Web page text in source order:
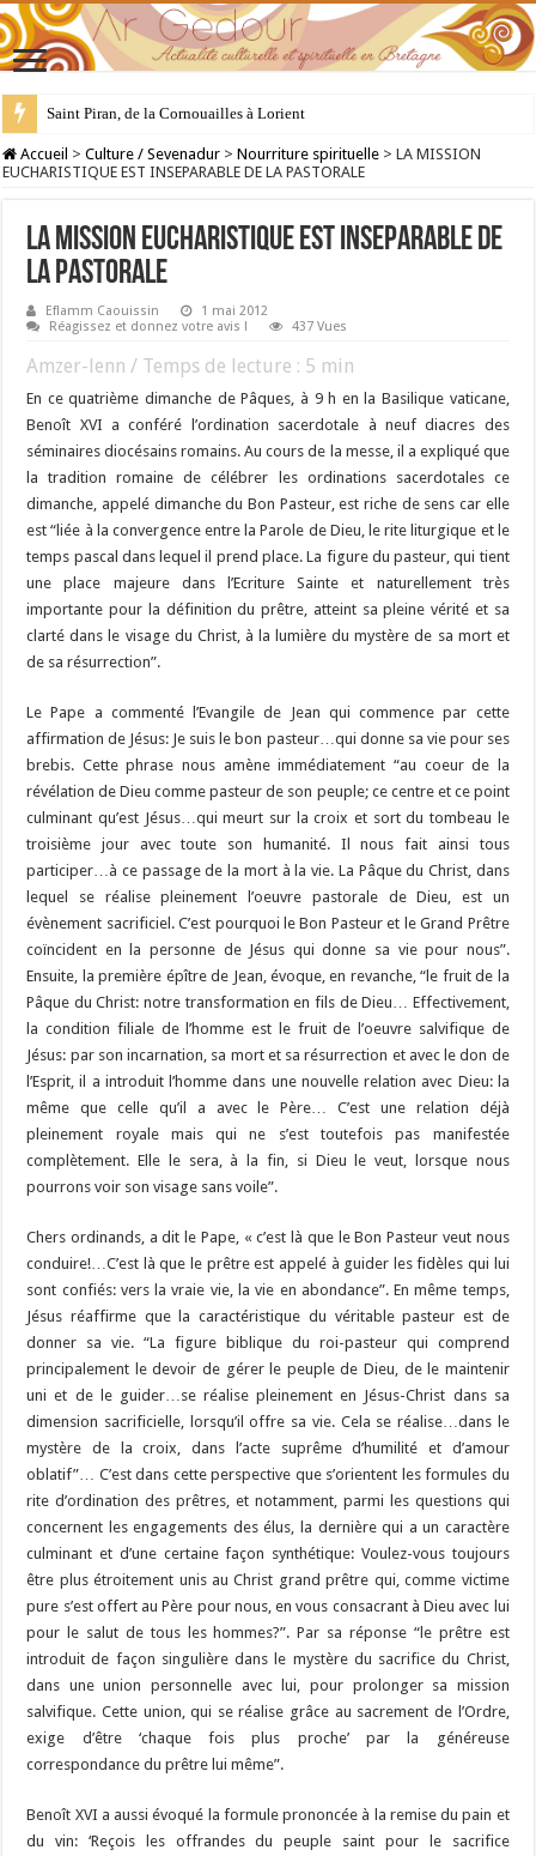
Saint Piran, de la Cornouailles à Lorient
28 juillet : Saint Samson de Dol, père de la Bretagne chrétienne
Accueil > Culture / Sevenadur > Nourriture spirituelle > LA MISSION
EUCHARISTIQUE EST INSEPARABLE DE LA PASTORALE
LA MISSION EUCHARISTIQUE EST INSEPARABLE DE
LA PASTORALE
Eflamm Caouissin
1 mai 2012
Réagissez et donnez votre avis !
437 Vues
Amzer-lenn / Temps de lecture : 5 min
En ce quatrième dimanche de Pâques, à 9 h en la Basilique vaticane,
Benoît XVI a conféré l’ordination sacerdotale à neuf diacres des
séminaires diocésains romains. Au cours de la messe, il a expliqué que
la tradition romaine de célébrer les ordinations sacerdotales ce
dimanche, appelé dimanche du Bon Pasteur, est riche de sens car elle
est “liée à la convergence entre la Parole de Dieu, le rite liturgique et le
temps pascal dans lequel il prend place. La figure du pasteur, qui tient
une place majeure dans l’Ecriture Sainte et naturellement très
importante pour la définition du prêtre, atteint sa pleine vérité et sa
clarté dans le visage du Christ, à la lumière du mystère de sa mort et
de sa résurrection”.
Le Pape a commenté l’Evangile de Jean qui commence par cette
affirmation de Jésus: Je suis le bon pasteur…qui donne sa vie pour ses
brebis. Cette phrase nous amène immédiatement “au coeur de la
révélation de Dieu comme pasteur de son peuple; ce centre et ce point
culminant qu’est Jésus…qui meurt sur la croix et sort du tombeau le
troisième jour avec toute son humanité. Il nous fait ainsi tous
participer…à ce passage de la mort à la vie. La Pâque du Christ, dans
lequel se réalise pleinement l’oeuvre pastorale de Dieu, est un
évènement sacrificiel. C’est pourquoi le Bon Pasteur et le Grand Prêtre
coïncident en la personne de Jésus qui donne sa vie pour nous”.
Ensuite, la première épître de Jean, évoque, en revanche, “le fruit de la
Pâque du Christ: notre transformation en fils de Dieu… Effectivement,
la condition filiale de l’homme est le fruit de l’oeuvre salvifique de
Jésus: par son incarnation, sa mort et sa résurrection et avec le don de
l’Esprit, il a introduit l’homme dans une nouvelle relation avec Dieu: la
même que celle qu’il a avec le Père… C’est une relation déjà
pleinement royale mais qui ne s’est toutefois pas manifestée
complètement. Elle le sera, à la fin, si Dieu le veut, lorsque nous
pourrons voir son visage sans voile”.
Chers ordinands, a dit le Pape, « c’est là que le Bon Pasteur veut nous
conduire!…C’est là que le prêtre est appelé à guider les fidèles qui lui
sont confiés: vers la vraie vie, la vie en abondance”. En même temps,
Jésus réaffirme que la caractéristique du véritable pasteur est de
donner sa vie. “La figure biblique du roi-pasteur qui comprend
principalement le devoir de gérer le peuple de Dieu, de le maintenir
uni et de le guider…se réalise pleinement en Jésus-Christ dans sa
dimension sacrificielle, lorsqu’il offre sa vie. Cela se réalise…dans le
mystère de la croix, dans l’acte suprême d’humilité et d’amour
oblatif”… C’est dans cette perspective que s’orientent les formules du
rite d’ordination des prêtres, et notamment, parmi les questions qui
concernent les engagements des élus, la dernière qui a un caractère
culminant et d’une certaine façon synthétique: Voulez-vous toujours
être plus étroitement unis au Christ grand prêtre qui, comme victime
pure s’est offert au Père pour nous, en vous consacrant à Dieu avec lui
pour le salut de tous les hommes?”. Par sa réponse “le prêtre est
introduit de façon singulière dans le mystère du sacrifice du Christ,
dans une union personnelle avec lui, pour prolonger sa mission
salvifique. Cette union, qui se réalise grâce au sacrement de l’Ordre,
exige d’être ‘chaque fois plus proche’ par la généreuse
correspondance du prêtre lui même”.
Benoît XVI a aussi évoqué la formule prononcée à la remise du pain et
du vin: ‘Reçois les offrandes du peuple saint pour le sacrifice